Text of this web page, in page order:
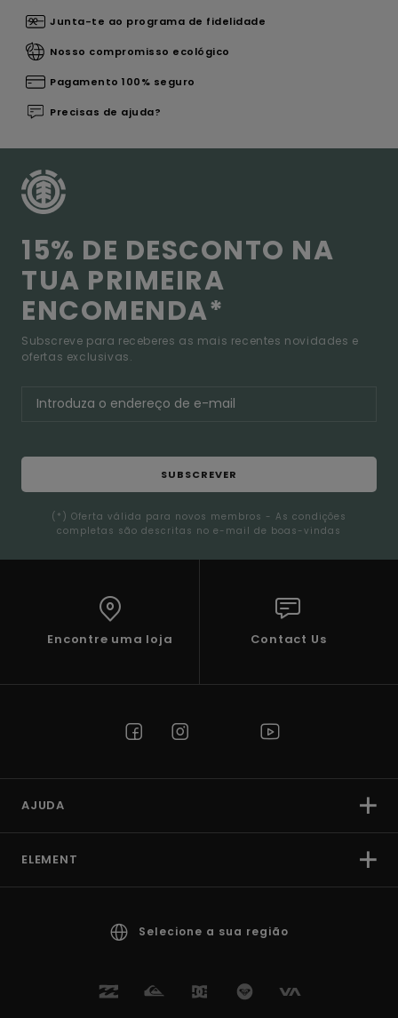
Junta-te ao programa de fidelidade
Nosso compromisso ecológico
Pagamento 100% seguro
Precisas de ajuda?
15% DE DESCONTO NA
TUA PRIMEIRA
ENCOMENDA*
Subscreve para receberes as mais recentes novidades e
ofertas exclusivas.
SUBSCREVER
(*) Oferta válida para novos membros - As condições
completas são descritas no e-mail de boas-vindas
Encontre uma loja Contact Us
AJUDA
ELEMENT
Selecione a sua região